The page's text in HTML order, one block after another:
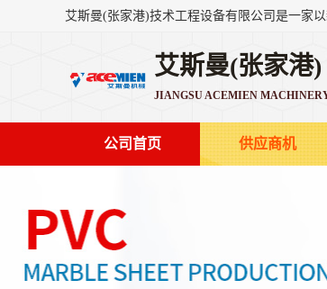
艾斯曼(张家港
JIANGSU ACEMIEN
公司首页 供应商机